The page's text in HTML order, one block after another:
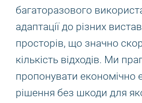
багаторазового
адаптації до різних
просторів, що значно
кількість відходів. Ми
пропонувати економічно
рішення без шкоди для